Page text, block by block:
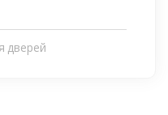
дверей